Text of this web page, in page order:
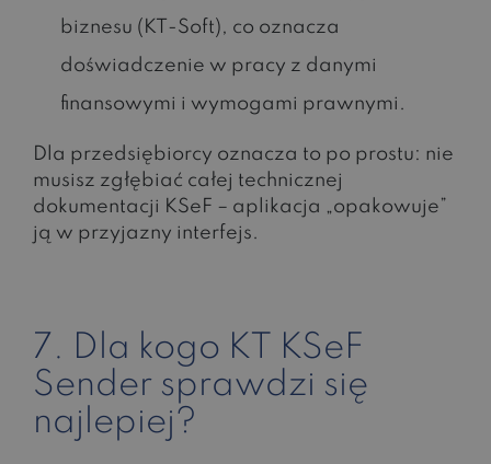
biznesu (KT-Soft), co oznacza
doświadczenie w pracy z danymi
finansowymi i wymogami prawnymi.
Dla przedsiębiorcy oznacza to po prostu: nie
musisz zgłębiać całej technicznej
dokumentacji KSeF – aplikacja „opakowuje”
ją w przyjazny interfejs.
7. Dla kogo KT KSeF
Sender sprawdzi się
najlepiej?